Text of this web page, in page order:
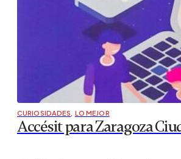
CURIOSIDADES, LO MEJOR
Accésit para Zaragoza